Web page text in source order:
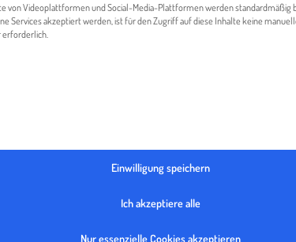
für kleine und mittlere Unternehmen (
) gibt es
nach ihrer Größe wird meist die „Empfehlung
der kleinen und mittleren Unternehmen“ der EU-
von Videoplattformen und Social-Media-Plattformen werden standardmäßig
Services akzeptiert werden, ist für den Zugriff auf diese Inhalte keine
Einwilligung speichern
Ich akzeptiere alle
Nur essenzielle Cookies akzeptieren